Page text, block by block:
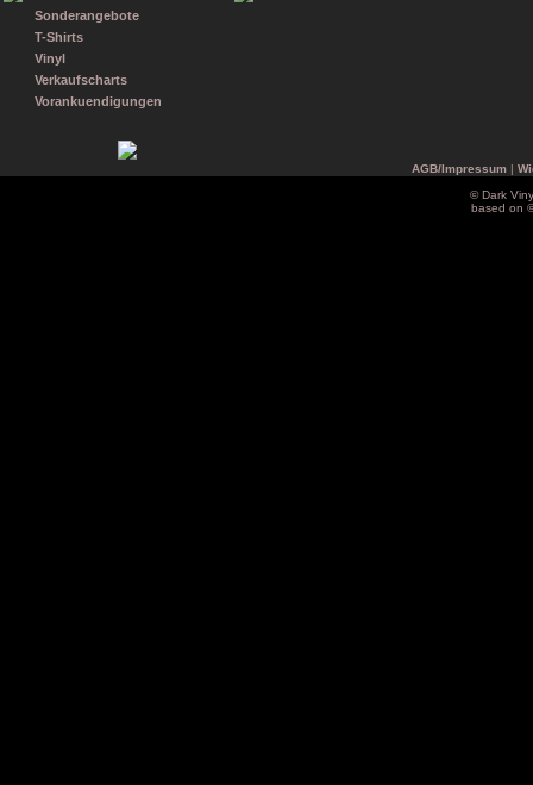
Sonderangebote
T-Shirts
Vinyl
Verkaufscharts
Vorankuendigungen
AGB/Impressum|
© Dark
based on